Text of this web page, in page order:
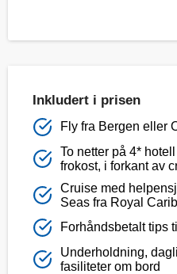
Inkludert i prisen
Fly fra Bergen eller
To netter på 4*
frokost, i forkant av
Cruise med
Seas fra Royal
Forhåndsbetalt tips
Underholdning,
fasiliteter om bord